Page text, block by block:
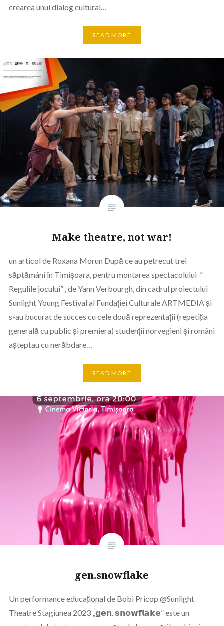
crearea unui dialog cultural…
READ MORE
Make theatre, not war!
un articol de Roxana Morun După ce au petrecut trei
săptămâni în Timișoara, pentru montarea spectacolului ”
Regulile jocului” , de Yann Verbourgh, din cadrul proiectului
Sunlight Young Festival al Fundației Culturale ARTMEDIA și
s-au bucurat de succes cu cele două reprezentații (repetiția
generală cu public și premiera) studenții norvegieni și români
așteptau cu nerăbdare…
READ MORE
gen.snowflake
Un performance educațional de Bobi Pricop @Sunlight
Theatre Stagiunea 2023 „𝗴𝗲𝗻. 𝘀𝗻𝗼𝘄𝗳𝗹𝗮𝗸𝗲” este un